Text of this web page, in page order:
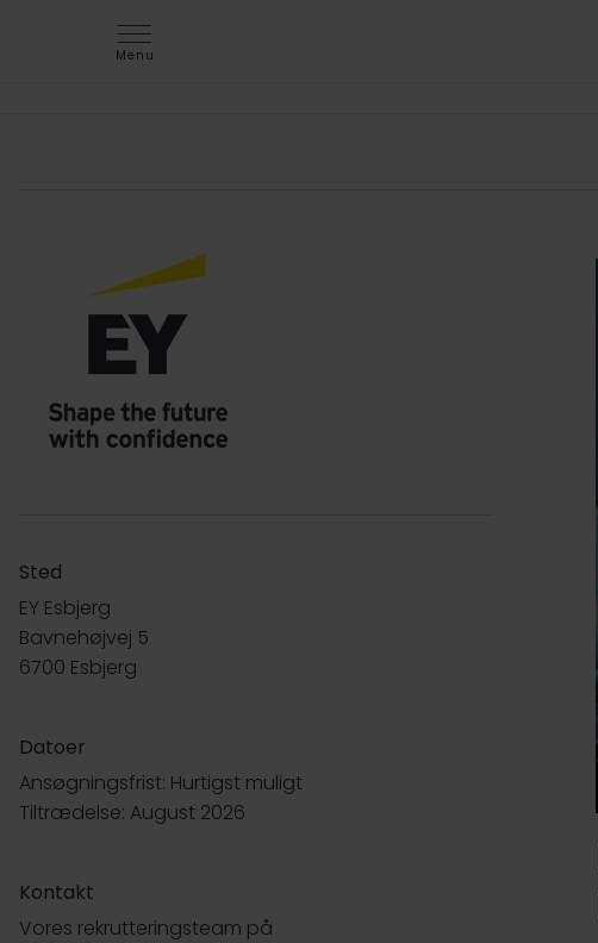
Menu
Sted
EY Esbjerg
Bavnehøjvej 5
6700 Esbjerg
Datoer
Ansøgningsfrist: Hurtigst muligt
Tiltrædelse: August 2026
Kontakt
Vores rekrutteringsteam på